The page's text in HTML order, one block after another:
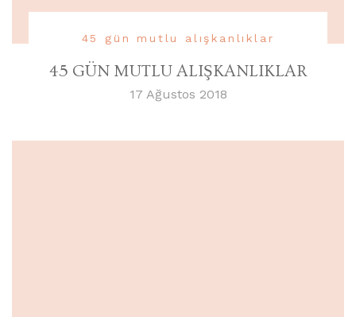
45 gün mutlu alışkanlıklar
45 GÜN MUTLU ALIŞKANLIKLAR
17 Ağustos 2018